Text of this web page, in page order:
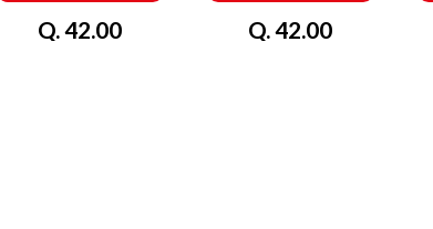
Q. 42.00 Q. 42.00